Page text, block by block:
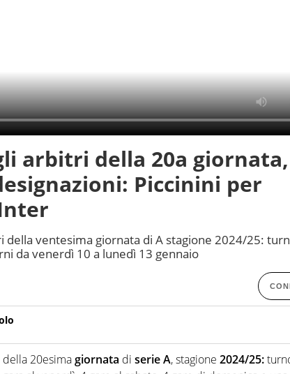
arbitri della 20a giornata,
Piccinini per
della ventesima giornata di A stagione 2024/25:
da venerdì 10 a lunedì 13 gennaio
ha seguito numerose manifestazioni sportive e
Esperienza, competenza, conoscenza e memoria storica.
di calcio
della 20esimagiornata di serie A, stagione 2024/25: